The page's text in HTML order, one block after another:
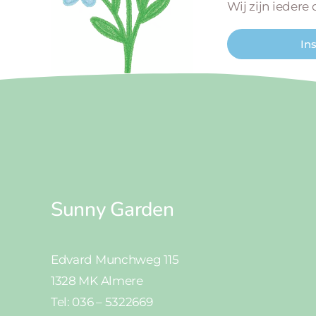
Wij zijn iedere
Sunny Garden
Edvard Munchweg 115
1328 MK Almere
Tel: 036 – 5322669